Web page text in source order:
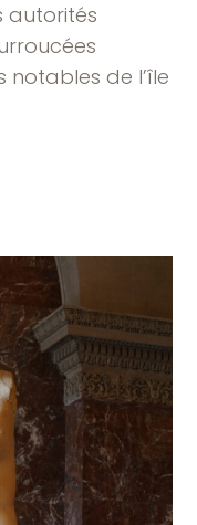
autorités
notables de l’île